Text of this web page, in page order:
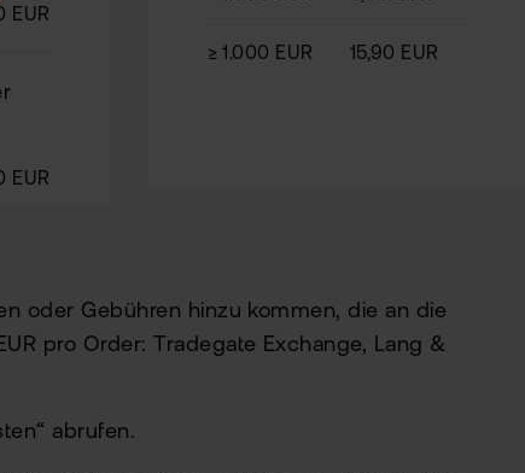
EUR
EUR
≥ 1.000 EUR 15,90 EUR
oder Gebühren hinzu kommen, die an die
pro Order: Tradegate Exchange, Lang &
abrufen.